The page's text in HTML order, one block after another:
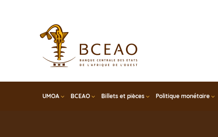
UMOA BCEAO Billets et pièces Politique monétaire